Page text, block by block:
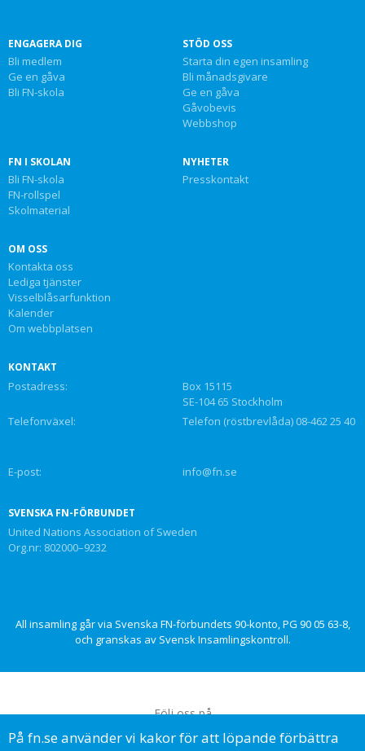
ENGAGERA DIG
Bli medlem
Ge en gåva
Bli FN-skola
STÖD OSS
Starta din egen insamling
Bli månadsgivare
Ge en gåva
Gåvobevis
Webbshop
FN I SKOLAN
Bli FN-skola
FN-rollspel
Skolmaterial
NYHETER
Presskontakt
OM OSS
Kontakta oss
Lediga tjänster
Visselblåsarfunktion
Kalender
Om webbplatsen
KONTAKT
Postadress:
Box 15115
SE-104 65 Stockholm
Telefonväxel:
Telefon (röstbrevlåda) 08-462 25 40
E-post: info@fn.se
SVENSKA FN-FÖRBUNDET
United Nations Association of Sweden
Org.nr: 802000–9232
All insamling går via Svenska FN-förbundets 90-konto, PG 90 05 63-8,
och granskas av Svensk Insamlingskontroll.
Följ oss på
På fn.se använder vi kakor för att löpande förbättra